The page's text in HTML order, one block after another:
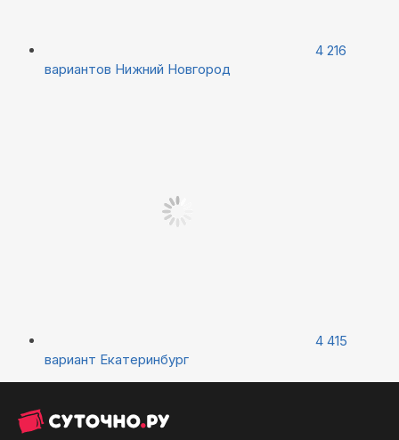
4 216
вариантов Нижний Новгород
4 415
вариант Екатеринбург